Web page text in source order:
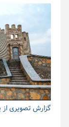
گزارش تصویری از